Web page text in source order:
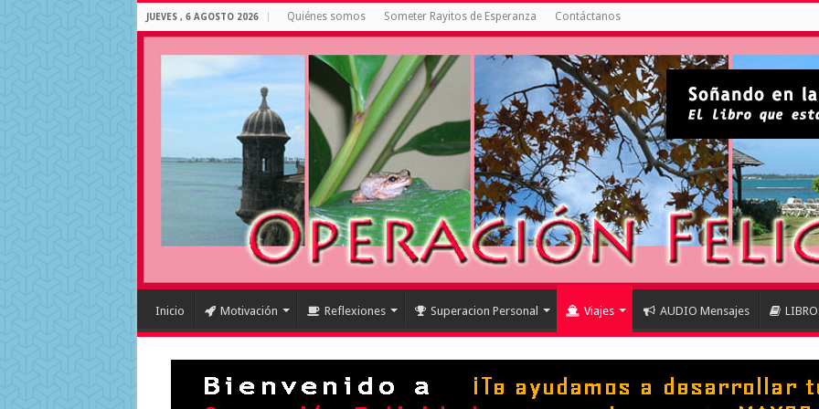
JUEVES , 6 AGOSTO 2026 Quiénes somos Someter Rayitos de Esperanza Contáctanos
Inicio Motivación Reflexiones Superacion Personal Viajes AUDIO Mensajes